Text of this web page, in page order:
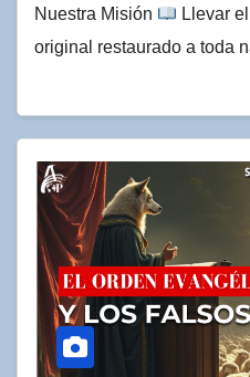
Nuestra Misión
Llevar
original restaurado a toda